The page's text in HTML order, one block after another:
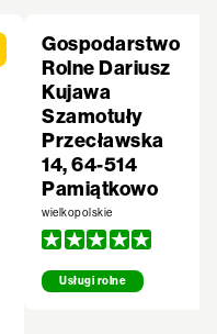
Gospodarstwo
Rolne Dariusz
Kujawa
Szamotuły
Przecławska
14, 64-514
Pamiątkowo
wielkopolskie
Usługi rolne